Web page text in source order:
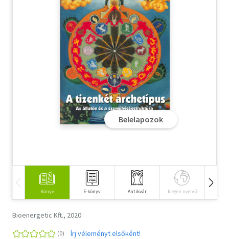
Szótár, nyelvkönyv
Tankönyv, segédkönyv
Társadalomtudomány
Természettudomány
Vallás
Belelapozok
Könyv E-könyv Antikvár Idegen nyelvű
Bioenergetic Kft., 2020
Írj véleményt elsőként!